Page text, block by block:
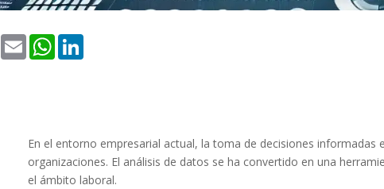
Facebook
Email WhatsApp
En el entorno empresarial actual, la toma de decisiones informadas
organizaciones. El análisis de datos se ha convertido en una
el ámbito laboral.